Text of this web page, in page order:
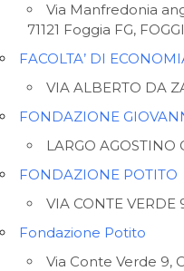
Via Manfredonia
71121 Foggia FG,
FACOLTA’ DI
VIA ALBERTO DA
FONDAZIONE
LARGO AGOSTINO
FONDAZIONE POTITO
VIA CONTE VERDE
Fondazione Potito
Via Conte Verde 9,